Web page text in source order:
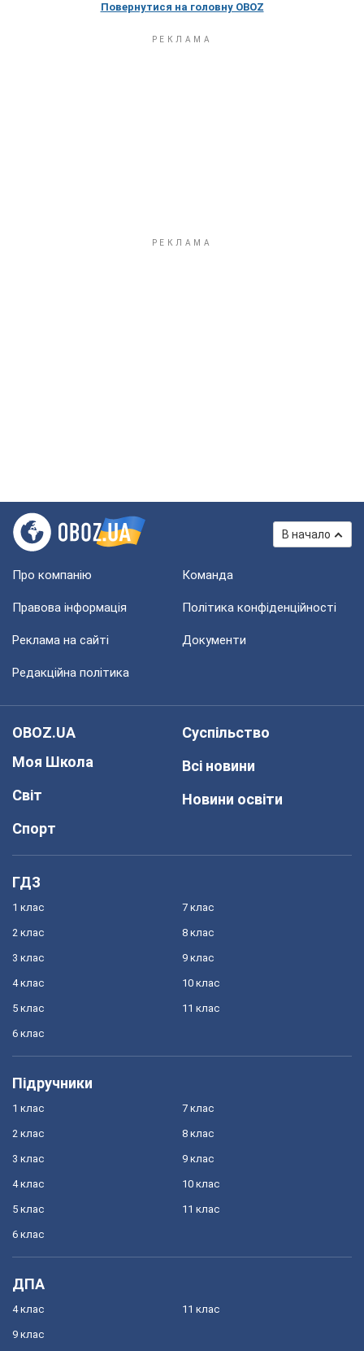
Повернутися на головну OBOZ
В начало
Про компанію Команда
Правова інформація Політика конфіденційності
Реклама на сайті Документи
Редакційна політика
OBOZ.UA
Моя Школа
Світ
Спорт
Суспільство
Всі новини
Новини освіти
ГДЗ
1 клас
2 клас
3 клас
4 клас
5 клас
6 клас
7 клас
8 клас
9 клас
10 клас
11 клас
Підручники
1 клас
2 клас
3 клас
4 клас
5 клас
6 клас
7 клас
8 клас
9 клас
10 клас
11 клас
ДПА
4 клас
9 клас
11 клас